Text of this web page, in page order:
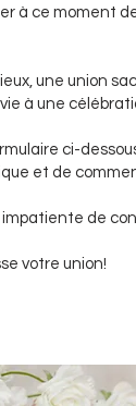
à ce moment
une union
à une
ci-
et de
de
votre union!